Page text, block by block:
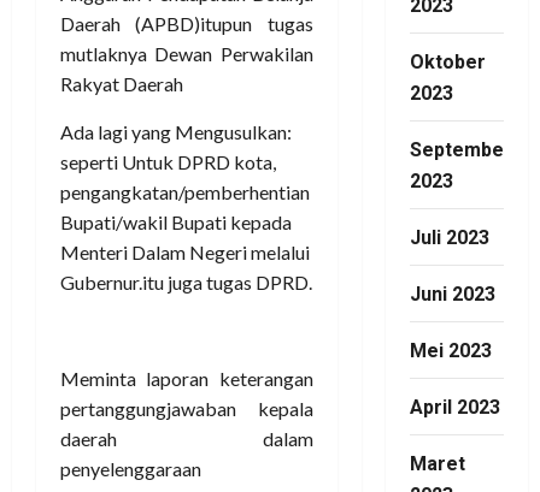
Menteri Dalam Negeri melalui
Gubernur.itu juga tugas DPRD.
Meminta laporan keterangan
pertanggungjawaban kepala
daerah dalam
penyelenggaraan
pemerintahan daerah.
dengan daerah lain atau
dengan pihak ketiga yang
membebani masyarakat dan
daerah.
2023
Oktober
2023
September
2023
Juli 2023
Juni 2023
Mei 2023
April 2023
Maret